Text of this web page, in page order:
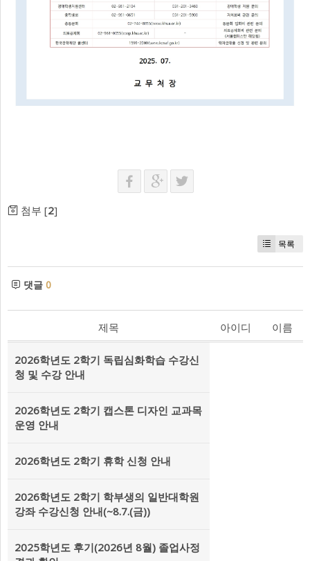
첨부 [2]
목록
댓글 0
제목 아이디 이름
2026학년도 2학기 독립심화학습 수강신
청 및 수강 안내
2026학년도 2학기 캡스톤 디자인 교과목
운영 안내
2026학년도 2학기 휴학 신청 안내
2026학년도 2학기 학부생의 일반대학원
강좌 수강신청 안내(~8.7.(금))
2025학년도 후기(2026년 8월) 졸업사정